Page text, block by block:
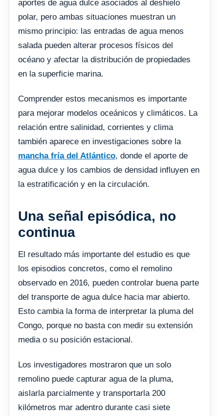
aportes de agua dulce asociados al deshielo
polar, pero ambas situaciones muestran un
mismo principio: las entradas de agua menos
salada pueden alterar procesos físicos del
océano y afectar la distribución de propiedades
en la superficie marina.
Comprender estos mecanismos es importante
para mejorar modelos oceánicos y climáticos. La
relación entre salinidad, corrientes y clima
también aparece en investigaciones sobre la
mancha fría del Atlántico, donde el aporte de
agua dulce y los cambios de densidad influyen en
la estratificación y en la circulación.
Una señal episódica, no
continua
El resultado más importante del estudio es que
los episodios concretos, como el remolino
observado en 2016, pueden controlar buena parte
del transporte de agua dulce hacia mar abierto.
Esto cambia la forma de interpretar la pluma del
Congo, porque no basta con medir su extensión
media o su posición estacional.
Los investigadores mostraron que un solo
remolino puede capturar agua de la pluma,
aislarla parcialmente y transportarla 200
kilómetros mar adentro durante casi siete